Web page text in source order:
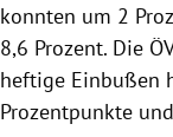
konnten um 2
8,6 Prozent. Die
heftige Einbußen
Prozentpunkte